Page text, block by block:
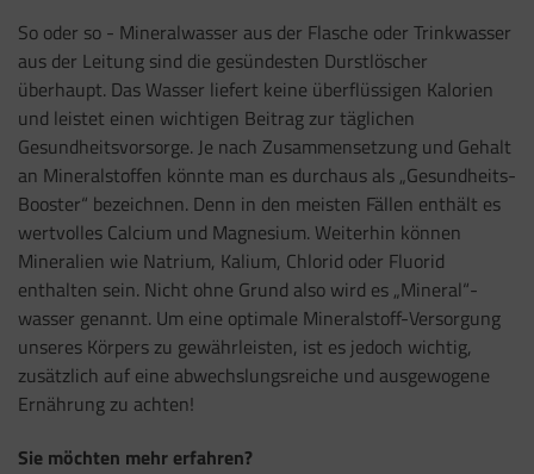
So oder so - Mineralwasser aus der Flasche oder Trinkwasser
aus der Leitung sind die gesündesten Durstlöscher
überhaupt. Das Wasser liefert keine überflüssigen Kalorien
und leistet einen wichtigen Beitrag zur täglichen
Gesundheitsvorsorge. Je nach Zusammensetzung und Gehalt
an Mineralstoffen könnte man es durchaus als „Gesundheits-
Booster“ bezeichnen. Denn in den meisten Fällen enthält es
wertvolles Calcium und Magnesium. Weiterhin können
Mineralien wie Natrium, Kalium, Chlorid oder Fluorid
enthalten sein. Nicht ohne Grund also wird es „Mineral“-
wasser genannt. Um eine optimale Mineralstoff-Versorgung
unseres Körpers zu gewährleisten, ist es jedoch wichtig,
zusätzlich auf eine abwechslungsreiche und ausgewogene
Ernährung zu achten!
Sie möchten mehr erfahren?